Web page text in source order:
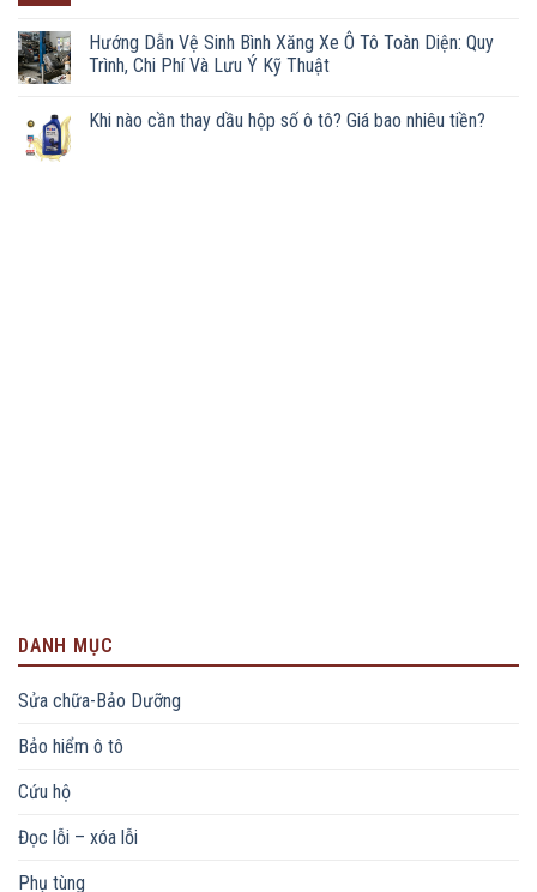
Hướng Dẫn Vệ Sinh Bình Xăng Xe Ô Tô Toàn Diện: Quy
Trình, Chi Phí Và Lưu Ý Kỹ Thuật
Khi nào cần thay dầu hộp số ô tô? Giá bao nhiêu tiền?
DANH MỤC
Sửa chữa-Bảo Dưỡng
Bảo hiểm ô tô
Cứu hộ
Đọc lỗi – xóa lỗi
Phụ tùng